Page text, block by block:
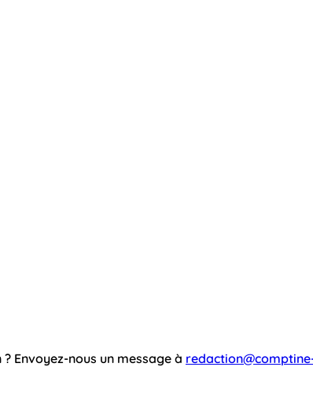
Envoyez-nous un message à